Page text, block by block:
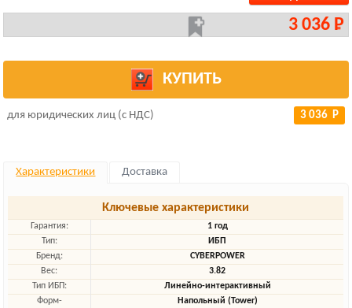
3 036 Р
КУПИТЬ
для юридических лиц (с НДС) 3 036 Р
Характеристики Доставка
Ключевые характеристики
Гарантия:
1 год
Тип:
ИБП
Бренд:
CYBERPOWER
Вес:
3.82
Тип ИБП:
Линейно-интерактивный
Форм-
Напольный (Tower)